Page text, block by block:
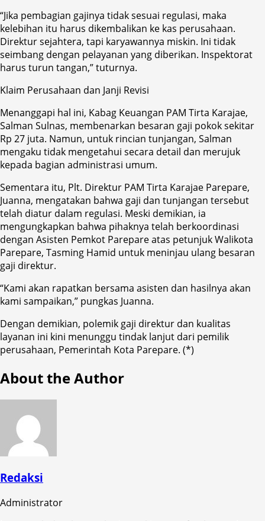
“Jika pembagian gajinya tidak sesuai regulasi, maka
kelebihan itu harus dikembalikan ke kas perusahaan.
Direktur sejahtera, tapi karyawannya miskin. Ini tidak
seimbang dengan pelayanan yang diberikan. Inspektorat
harus turun tangan,” tuturnya.
Klaim Perusahaan dan Janji Revisi
Menanggapi hal ini, Kabag Keuangan PAM Tirta Karajae,
Salman Sulnas, membenarkan besaran gaji pokok sekitar
Rp 27 juta. Namun, untuk rincian tunjangan, Salman
mengaku tidak mengetahui secara detail dan merujuk
kepada bagian administrasi umum.
Sementara itu, Plt. Direktur PAM Tirta Karajae Parepare,
Juanna, mengatakan bahwa gaji dan tunjangan tersebut
telah diatur dalam regulasi. Meski demikian, ia
mengungkapkan bahwa pihaknya telah berkoordinasi
dengan Asisten Pemkot Parepare atas petunjuk Walikota
Parepare, Tasming Hamid untuk meninjau ulang besaran
gaji direktur.
“Kami akan rapatkan bersama asisten dan hasilnya akan
kami sampaikan,” pungkas Juanna.
Dengan demikian, polemik gaji direktur dan kualitas
layanan ini kini menunggu tindak lanjut dari pemilik
perusahaan, Pemerintah Kota Parepare. (*)
About the Author
Redaksi
Administrator